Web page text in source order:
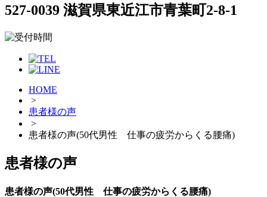
527-0039 滋賀県東近江市青葉町2-8-1
HOME
>
患者様の声
>
患者様の声(50代男性 仕事の疲労からくる腰痛)
患者様の声
患者様の声(50代男性 仕事の疲労からくる腰痛)